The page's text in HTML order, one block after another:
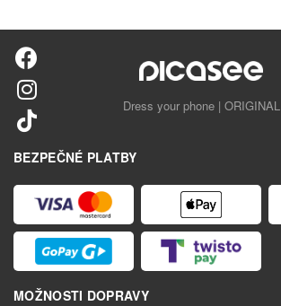
Dress your phone | ORIGINAL
BEZPEČNÉ PLATBY
MOŽNOSTI DOPRAVY